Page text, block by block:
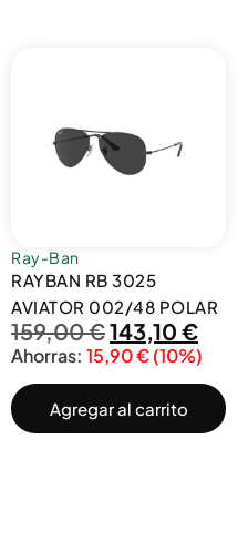
Ray-Ban
RAYBAN RB 3025
AVIATOR 002/48 POLAR
159,00€143,10 €
Ahorras: 15,90€(10%)
Agregar al carrito